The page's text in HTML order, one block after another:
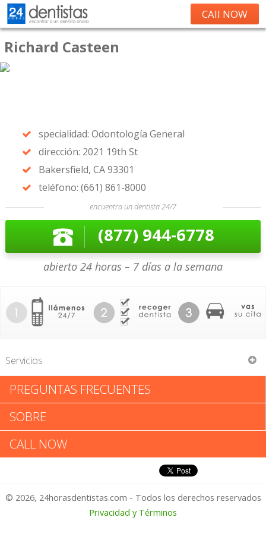
CAll NOW
Richard Casteen
specialidad: Odontología General
dirección: 2021 19th St
Bakersfield, CA 93301
teléfono: (661) 861-8000
encuentra un dentista 24/7
(877) 944-6778
abierto 24 horas – 7 días a la semana
Servicios
Richard Casteen
Richard Casteen: Califica tu
Experiencia
1 – No Feliz
PREGUNTAS FRECUENTES
SOBRE
CALL NOW
© 2026, 24horasdentistas.com - Todos los derechos reservados
Privacidad y Términos